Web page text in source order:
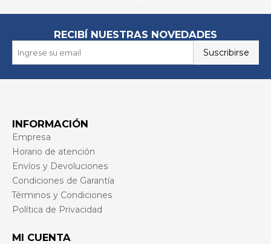
RECIBÍ NUESTRAS NOVEDADES
Suscribirse
INFORMACIÓN
Empresa
Horario de atención
Envíos y Devoluciones
Condiciones de Garantía
Términos y Condiciones
Política de Privacidad
MI CUENTA